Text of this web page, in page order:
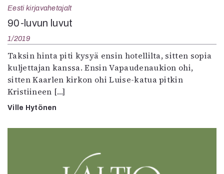
Eesti kirjavahetajalt
90-luvun luvut
1/2019
Taksin hinta piti kysyä ensin hotellilta, sitten sopia
kuljettajan kanssa. Ensin Vapaudenaukion ohi,
sitten Kaarlen kirkon ohi Luise-katua pitkin
Kristiineen […]
Ville Hytönen